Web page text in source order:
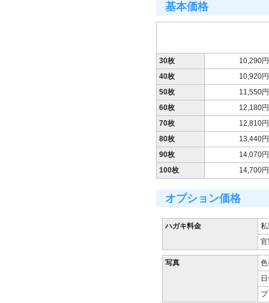
基本価格
30枚
10,290円
40枚
10,920円
50枚
11,550円
60枚
12,180円
70枚
12,810円
80枚
13,440円
90枚
14,070円
100枚
14,700円
オプション価格
ハガキ料金
写真